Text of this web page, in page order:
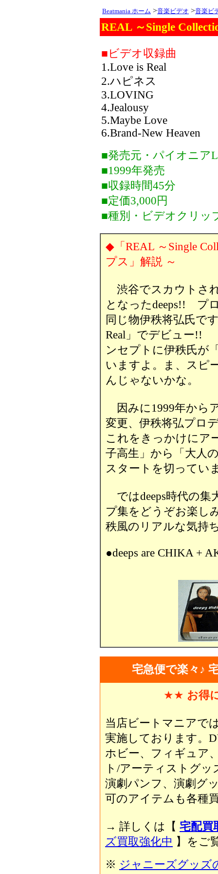
Beatmania ホーム >音楽ビデオ >音楽ビ
REAL ～Single
■ビデオ収録曲
1.Love is Real
2.ハピネス
3.LOVING
4.Jealousy
5.Maybe Love
6.Brand-New Heaven
■発売元・パイオニア
■1999年発売
■収録時間45分
■定価3,000円
■種別・ビデオクリッ
◆「REAL ～Single
プス」解説 ～
渋谷でスカウトさ
となったdeeps!! プ
同じ物伊秩将弘氏で
Real」でデビュー!!
ンセプトに伊秩氏が
いますよ。ま、 スピ
んじゃないかな。
因みに1999年から
変更、伊秩将弘プロ
これをきっかけにア
子高生」から「大人
スタートを切ってい
ではdeeps時代の集
プ集をどうぞお楽し
秩風のリアルな気持
●deeps are CHIKA +
宅急便で楽々♪
★★ お得
当店ビートマニアで
実施しております。
ホビー、フィギュア
ト/アーティストグッ
演劇パンフ、演劇グ
可のアイテムも各種
→ 詳しくは【 宅配買
ズ買取強化中 】をご
※ ジャニーズグッズ